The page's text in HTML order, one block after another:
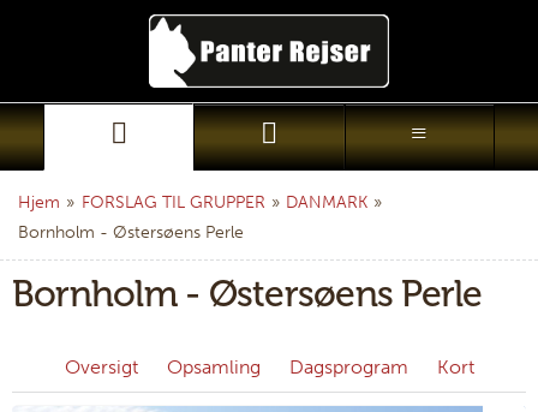
Hjem » FORSLAG TIL GRUPPER » DANMARK »
Bornholm - Østersøens Perle
Bornholm - Østersøens Perle
Oversigt Opsamling Dagsprogram Kort